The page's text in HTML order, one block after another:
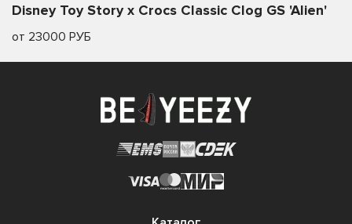
Disney Toy Story x Crocs Classic Clog GS 'Alien'
от 23000 РУБ